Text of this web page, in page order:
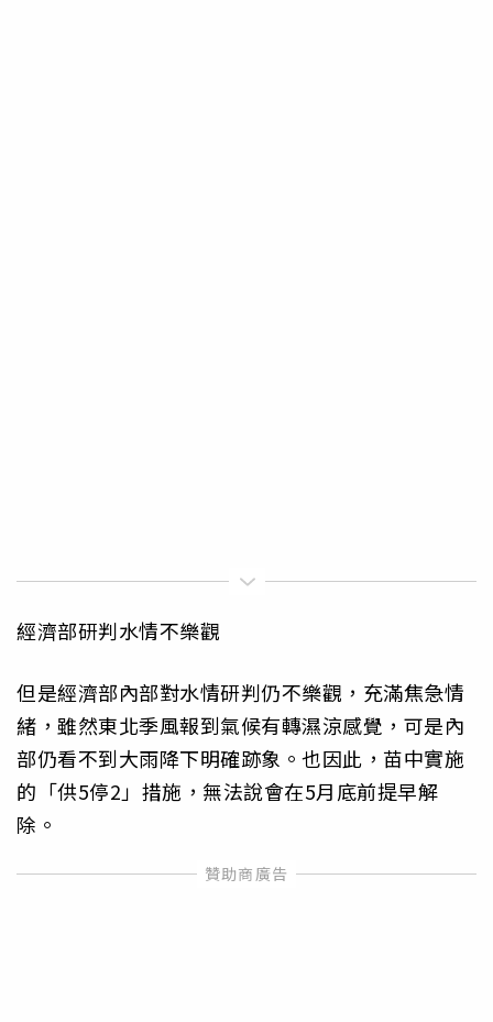
經濟部研判水情不樂觀
但是經濟部內部對水情研判仍不樂觀，充滿焦急情
緒，雖然東北季風報到氣候有轉濕涼感覺，可是內
部仍看不到大雨降下明確跡象。也因此，苗中實施
的「供5停2」措施，無法說會在5月底前提早解
除。